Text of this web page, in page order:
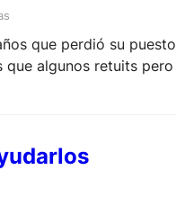
que perdió su
algunos retuits